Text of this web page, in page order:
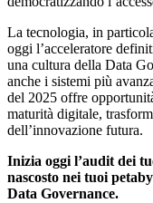
La tecnologia, in
oggi l’acceleratore
una cultura della Data
anche i sistemi più
del 2025 offre
maturità digitale,
dell’innovazione futura.
Inizia oggi l’audit dei
nascosto nei tuoi
Data Governance.